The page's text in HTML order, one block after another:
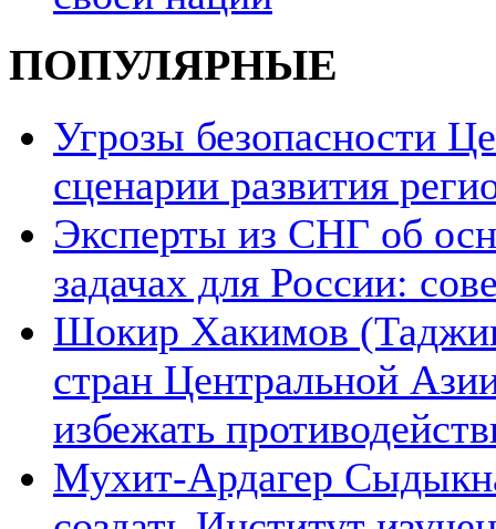
ПОПУЛЯРНЫЕ
Угрозы безопасности
сценарии развития
Эксперты из СНГ об
задачах для России:
Шокир Хакимов
стран Центральной
избежать
Мухит-Ардагер